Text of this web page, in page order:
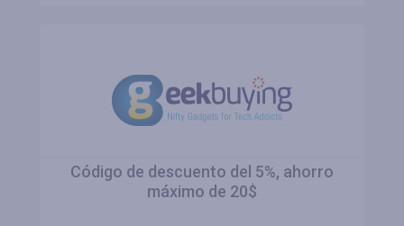
Código de descuento del 5%, ahorro
máximo de 20$